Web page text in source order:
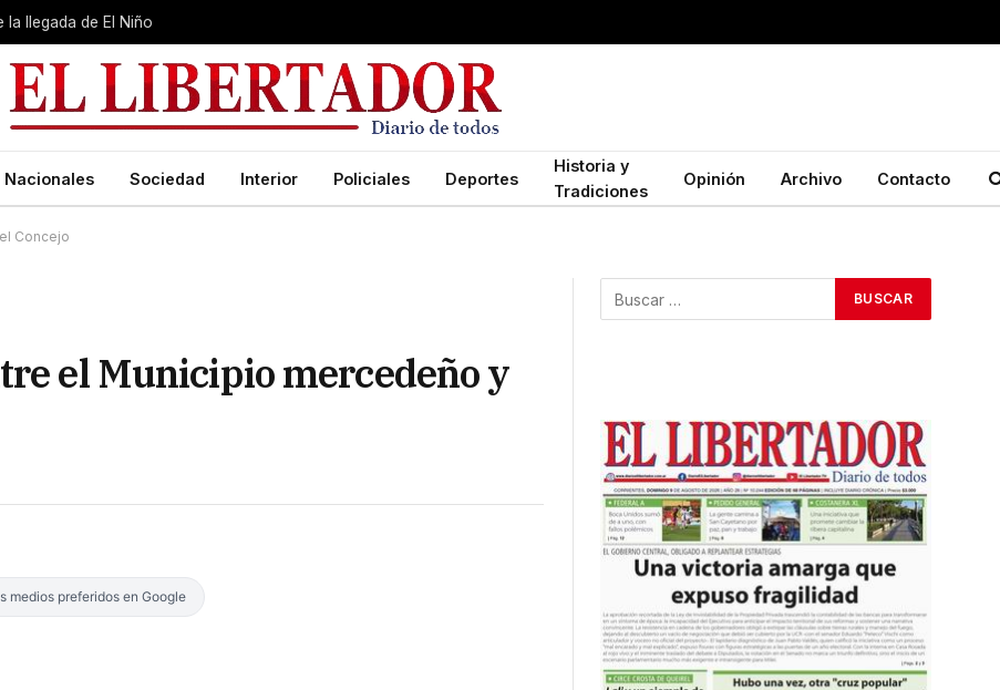
la llegada de El Niño
Nacionales Sociedad Interior Policiales Deportes
Historia y
Tradiciones
Opinión Archivo Contacto
Concejo
el Municipio mercedeño y
medios preferidos en Google